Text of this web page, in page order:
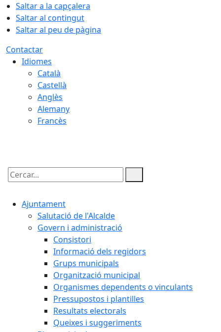
Saltar a la capçalera
Saltar al contingut
Saltar al peu de pàgina
Contactar
Idiomes
Català
Castellà
Anglès
Alemany
Francès
Cercar:
Ajuntament
Salutació de l'Alcalde
Govern i administració
Consistori
Informació dels regidors
Grups municipals
Organització municipal
Organismes dependents o vinculants
Pressupostos i plantilles
Resultats electorals
Queixes i suggeriments